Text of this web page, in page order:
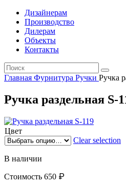
Дизайнерам
Производство
Дилерам
Объекты
Контакты
Главная Фурнитура Ручки Ручка
Ручка раздельная S-
Цвет
Clear selection
В наличии
Стоимость 650 ₽